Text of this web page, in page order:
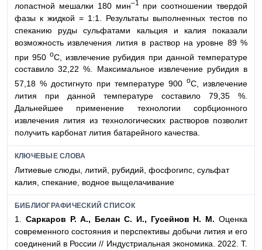
лопастной мешалки 180 мин–1
при соотношении твердой
фазы к жидкой = 1:1. Результаты выполненных тестов по
спеканию руды сульфатами кальция и калия показали
возможность извлечения лития в раствор на уровне 89 %
при 950 oC, извлечение рубидия при данной температуре
составило 32,22 %. Максимальное извлечение рубидия в
57,18 % достигнуто при температуре 900 oC, извлечение
лития при данной температуре составило 79,35 %.
Дальнейшее применение технологии сорбционного
извлечения лития из технологических растворов позволит
получить карбонат лития батарейного качества.
КЛЮЧЕВЫЕ СЛОВА
Литиевые слюды, литий, рубидий, фосфогипс, сульфат
калия, спекание, водное выщелачивание
БИБЛИОГРАФИЧЕСКИЙ СПИСОК
1. Саркаров Р. А., Белан С. И., Гусейнов Н. М. Оценка
современного состояния и перспективы добычи лития и его
соединений в России // Индустриальная экономика. 2022. Т.